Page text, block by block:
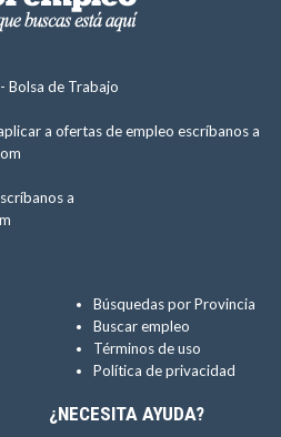
Bolsa de Trabajo
a ofertas de empleo escríbanos a
a
Búsquedas por Provincia
Buscar empleo
Términos de uso
Política de privacidad
¿NECESITA AYUDA?